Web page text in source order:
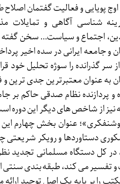
اوج پویایی و فعالیت گفتمان
شناسی آگاهی و تمایلات
اجتماع و سیاست… سخن
و جامعه ایرانی در سده اخیر
سر گذرانده را سوژه تحلیل
به عنوان معتبرترین جدی ترین
و پردازنده نظام صدقی حاکم
نیز از شاخص های دیگر این دوره
عنوان بخش چهارم
دستاوردها و رویکر شریعتی
کل دستگاه مسلمانی تجدید
و تفسیر می کند، طبقه بندی سنتی